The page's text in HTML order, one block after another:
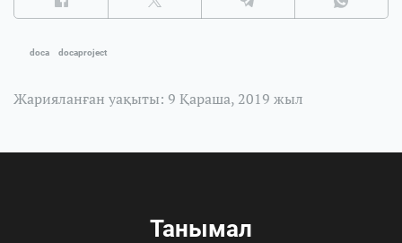
doca docaproject
Жарияланған уақыты: 9 Қараша, 2019 жыл
Танымал